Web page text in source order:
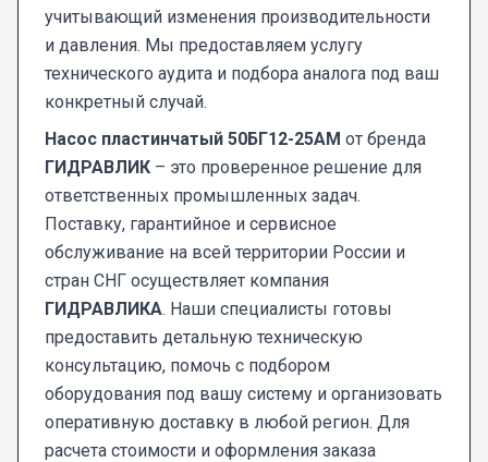
учитывающий изменения производительности
и давления. Мы предоставляем услугу
технического аудита и подбора аналога под ваш
конкретный случай.
Насос пластинчатый 50БГ12-25АМ от бренда
ГИДРАВЛИК – это проверенное решение для
ответственных промышленных задач.
Поставку, гарантийное и сервисное
обслуживание на всей территории России и
стран СНГ осуществляет компания
ГИДРАВЛИКА. Наши специалисты готовы
предоставить детальную техническую
консультацию, помочь с подбором
оборудования под вашу систему и организовать
оперативную доставку в любой регион. Для
расчета стоимости и оформления заказа